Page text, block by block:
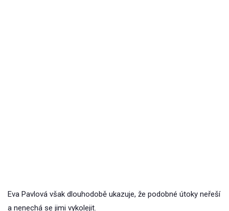
Eva Pavlová však dlouhodobě ukazuje, že podobné útoky neřeší
a nenechá se jimi vykolejit.